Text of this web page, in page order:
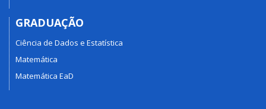
GRADUAÇÃO
Ciência de Dados e Estatística
Matemática
Matemática EaD